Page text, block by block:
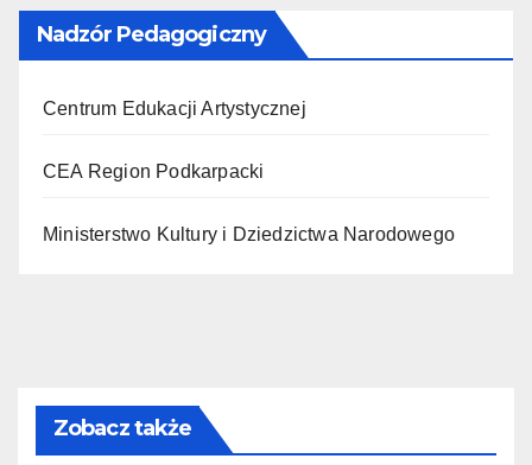
Nadzór Pedagogiczny
Centrum Edukacji Artystycznej
CEA Region Podkarpacki
Ministerstwo Kultury i Dziedzictwa Narodowego
Zobacz także